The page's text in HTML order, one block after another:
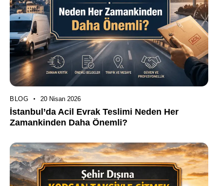
BLOG 20 Nisan 2026
İstanbul’da Acil Evrak Teslimi Neden Her
Zamankinden Daha Önemli?